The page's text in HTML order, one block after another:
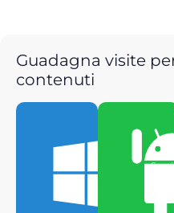
Guadagna visite
contenuti